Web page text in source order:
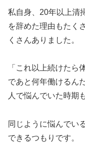
私自身、20年以上清
を辞めた理由もたく
くさんありました。
「これ以上続けたら
であと何年働けるん
人で悩んでいた時期
同じように悩んでい
できるつもりです。